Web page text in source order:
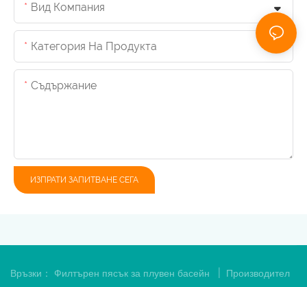
Вид Компания
Категория На Продукта
Съдържание
ИЗПРАТИ ЗАПИТВАНЕ СЕГА
Връзки： Филтърен пясък за плувен басейн Производител